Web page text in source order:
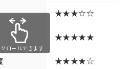
★★★☆☆
★★★★★
★★★★☆
クロールできます